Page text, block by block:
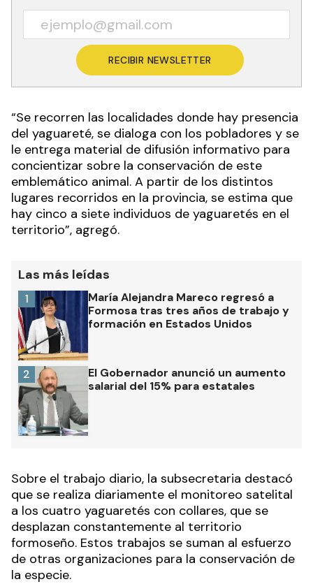
RECIBIR NEWSLETTER
“Se recorren las localidades donde hay presencia
del yaguareté, se dialoga con los pobladores y se
le entrega material de difusión informativo para
concientizar sobre la conservación de este
emblemático animal. A partir de los distintos
lugares recorridos en la provincia, se estima que
hay cinco a siete individuos de yaguaretés en el
territorio”, agregó.
Las más leídas
María Alejandra Mareco regresó a
Formosa tras tres años de trabajo y
formación en Estados Unidos
1
El Gobernador anunció un aumento
salarial del 15% para estatales
2
Sobre el trabajo diario, la subsecretaria destacó
que se realiza diariamente el monitoreo satelital
a los cuatro yaguaretés con collares, que se
desplazan constantemente al territorio
formoseño. Estos trabajos se suman al esfuerzo
de otras organizaciones para la conservación de
la especie.